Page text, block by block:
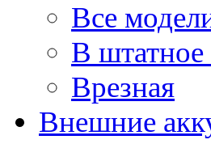
Все
В штатное
Врезная
Внешние